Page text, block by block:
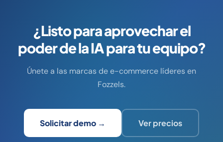
¿Listo para aprovechar el
poder de la IA para tu equipo?
Únete a las marcas de e-commerce líderes en
Fozzels.
Solicitar demo → Ver precios